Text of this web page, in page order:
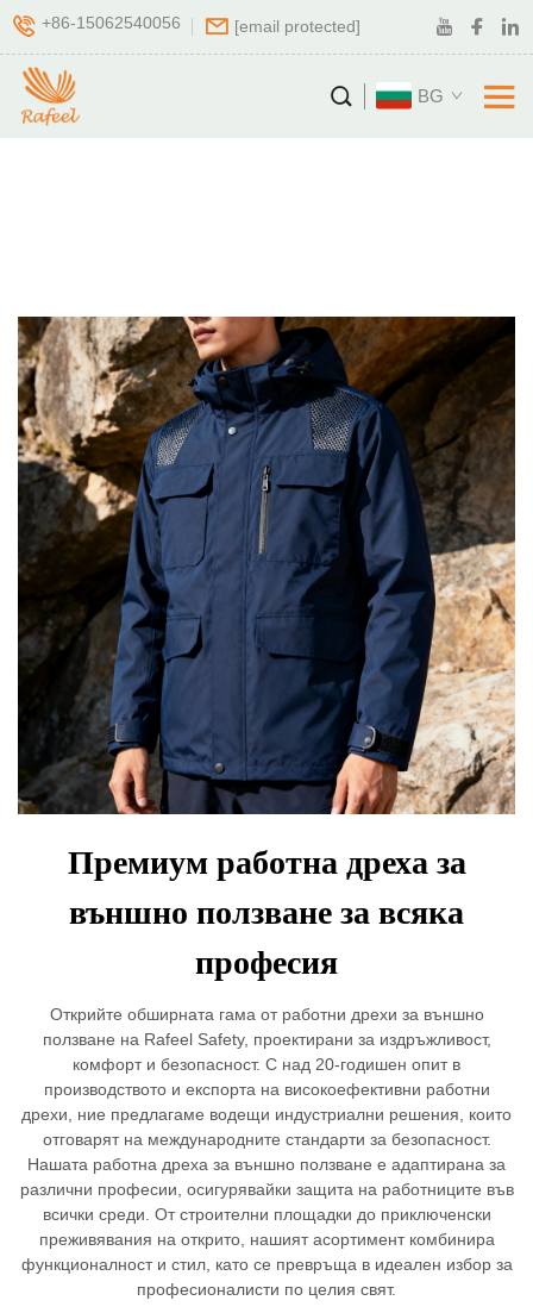
+86-15062540056 [email protected]
BG
Премиум работна дреха за
външно ползване за всяка
професия
Открийте обширната гама от работни дрехи за външно
ползване на Rafeel Safety, проектирани за издръжливост,
комфорт и безопасност. С над 20-годишен опит в
производството и експорта на високоефективни работни
дрехи, ние предлагаме водещи индустриални решения, които
отговарят на международните стандарти за безопасност.
Нашата работна дреха за външно ползване е адаптирана за
различни професии, осигурявайки защита на работниците във
всички среди. От строителни площадки до приключенски
преживявания на открито, нашият асортимент комбинира
функционалност и стил, като се превръща в идеален избор за
професионалисти по целия свят.